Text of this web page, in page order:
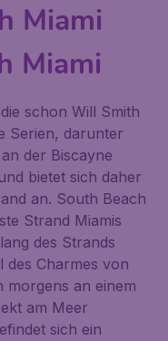
Miami
Miami
schon Will Smith
Serien, darunter
der Biscayne
bietet sich daher
an. South Beach
Strand Miamis
des Strands
des Charmes von
morgens an einem
am Meer
sich ein